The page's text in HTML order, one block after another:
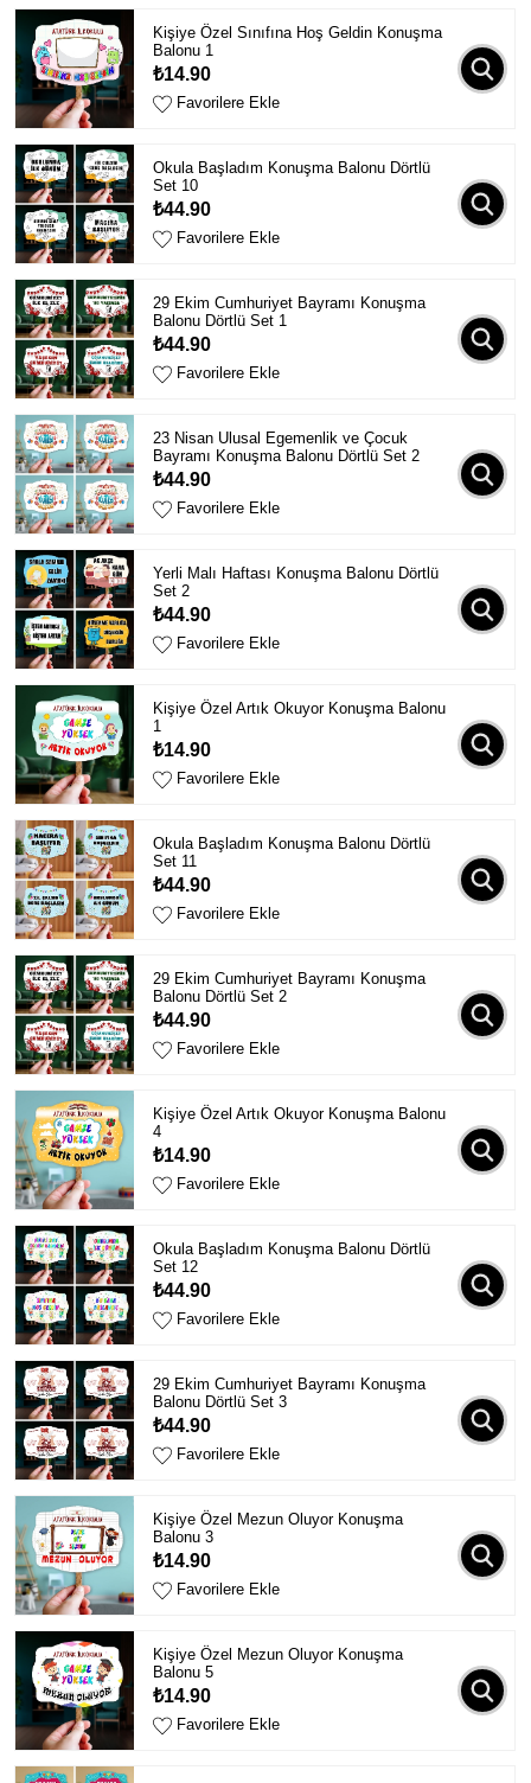
Kişiye Özel Sınıfına Hoş Geldin Konuşma
Balonu 1
₺14.90
Favorilere Ekle
Okula Başladım Konuşma Balonu Dörtlü
Set 10
₺44.90
Favorilere Ekle
29 Ekim Cumhuriyet Bayramı Konuşma
Balonu Dörtlü Set 1
₺44.90
Favorilere Ekle
23 Nisan Ulusal Egemenlik ve Çocuk
Bayramı Konuşma Balonu Dörtlü Set 2
₺44.90
Favorilere Ekle
Yerli Malı Haftası Konuşma Balonu Dörtlü
Set 2
₺44.90
Favorilere Ekle
Kişiye Özel Artık Okuyor Konuşma Balonu
1
₺14.90
Favorilere Ekle
Okula Başladım Konuşma Balonu Dörtlü
Set 11
₺44.90
Favorilere Ekle
29 Ekim Cumhuriyet Bayramı Konuşma
Balonu Dörtlü Set 2
₺44.90
Favorilere Ekle
Kişiye Özel Artık Okuyor Konuşma Balonu
4
₺14.90
Favorilere Ekle
Okula Başladım Konuşma Balonu Dörtlü
Set 12
₺44.90
Favorilere Ekle
29 Ekim Cumhuriyet Bayramı Konuşma
Balonu Dörtlü Set 3
₺44.90
Favorilere Ekle
Kişiye Özel Mezun Oluyor Konuşma
Balonu 3
₺14.90
Favorilere Ekle
Kişiye Özel Mezun Oluyor Konuşma
Balonu 5
₺14.90
Favorilere Ekle